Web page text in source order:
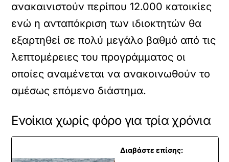
ανακαινιστούν περίπου 12.000 κατοικίες
ενώ η ανταπόκριση των ιδιοκτητών θα
εξαρτηθεί σε πολύ μεγάλο βαθμό από τις
λεπτομέρειες του προγράμματος οι
οποίες αναμένεται να ανακοινωθούν το
αμέσως επόμενο διάστημα.
Ενοίκια χωρίς φόρο για τρία χρόνια
Διαβάστε επίσης: